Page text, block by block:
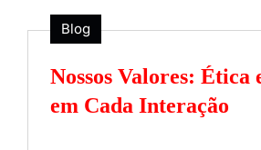
Blog
Nossos Valores: Ética
em Cada Interação